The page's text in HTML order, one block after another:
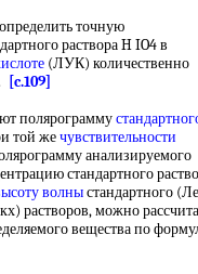
точную
раствора H IO4 в
(ЛУК) количественно
[c.109]
полярограмму
той жечувствительности
анализируемого
стандартного
волныстандартного
растворов, можно
вещества по